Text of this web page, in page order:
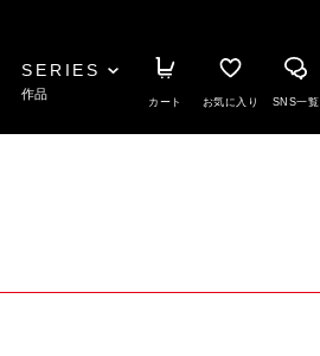
SERIES
作品
カート お気に入り SNS一覧